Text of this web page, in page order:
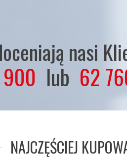
nasi
lub 62
NAJCZĘŚCIEJ